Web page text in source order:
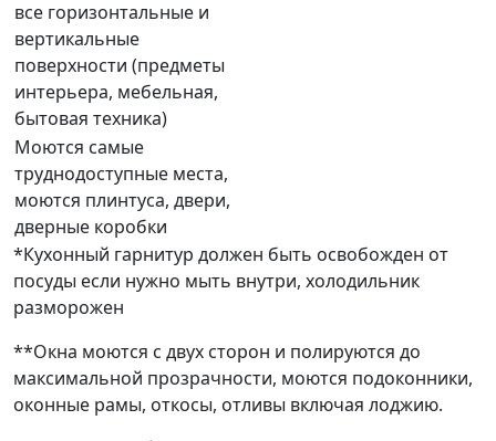
все горизонтальные и
вертикальные
поверхности (предметы
интерьера, мебельная,
бытовая техника)
Моются самые
труднодоступные места,
моются плинтуса, двери,
дверные коробки
*Кухонный гарнитур должен быть освобожден от
посуды если нужно мыть внутри, холодильник
разморожен
**Окна моются с двух сторон и полируются до
максимальной прозрачности, моются подоконники,
оконные рамы, откосы, отливы включая лоджию.